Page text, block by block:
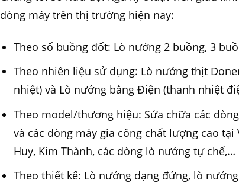
dòng máy trên thị trường hiện nay:
Theo số buồng đốt: Lò nướng 2 buồng, 3
Theo nhiên liệu sử dụng: Lò nướng thịt
nhiệt) và Lò nướng bằng Điện (thanh nhiệt
Theo model/thương hiệu: Sửa chữa các
và các dòng máy gia công chất lượng cao
Huy, Kim Thành, các dòng lò nướng tự chế,…
Theo thiết kế: Lò nướng dạng đứng, lò